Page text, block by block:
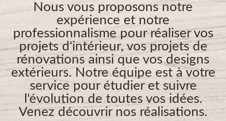
Nous vous proposons notre
expérience et notre
professionnalisme pour réaliser vos
projets d'intérieur, vos projets de
rénovations ainsi que vos designs
extérieurs. Notre équipe est à votre
service pour étudier et suivre
l'évolution de toutes vos idées.
Venez découvrir nos réalisations.